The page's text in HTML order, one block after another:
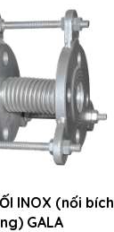
INOX (nối bích
GALA